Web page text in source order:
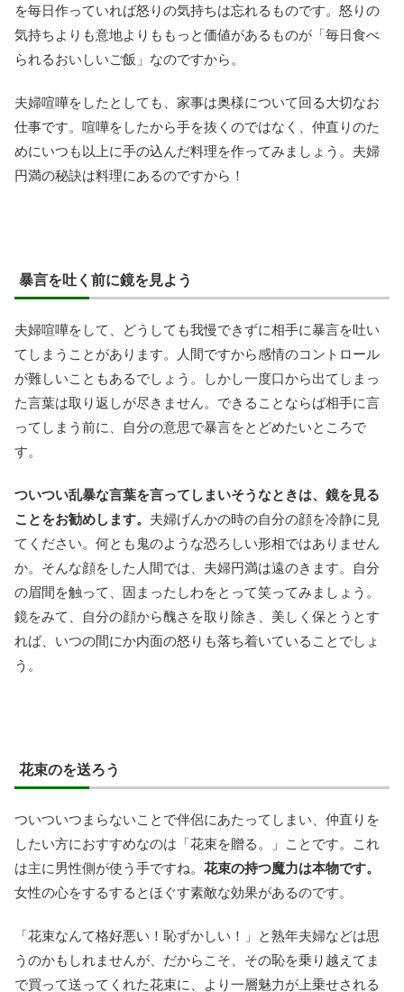
を毎日作っていれば怒りの気持ちは忘れるものです。怒りの
気持ちよりも意地よりももっと価値があるものが「毎日食べ
られるおいしいご飯」なのですから。
夫婦喧嘩をしたとしても、家事は奥様について回る大切なお
仕事です。喧嘩をしたから手を抜くのではなく、仲直りのた
めにいつも以上に手の込んだ料理を作ってみましょう。夫婦
円満の秘訣は料理にあるのですから！
暴言を吐く前に鏡を見よう
夫婦喧嘩をして、どうしても我慢できずに相手に暴言を吐い
てしまうことがあります。人間ですから感情のコントロール
が難しいこともあるでしょう。しかし一度口から出てしまっ
た言葉は取り返しが尽きません。できることならば相手に言
ってしまう前に、自分の意思で暴言をとどめたいところで
す。
ついつい乱暴な言葉を言ってしまいそうなときは、鏡を見る
ことをお勧めします。 夫婦げんかの時の自分の顔を冷静に見
てください。何とも鬼のような恐ろしい形相ではありません
か。そんな顔をした人間では、夫婦円満は遠のきます。自分
の眉間を触って、固まったしわをとって笑ってみましょう。
鏡をみて、自分の顔から醜さを取り除き、美しく保とうとす
れば、いつの間にか内面の怒りも落ち着いていることでしょ
う。
花束のを送ろう
ついついつまらないことで伴侶にあたってしまい、仲直りを
したい方におすすめなのは「花束を贈る。」ことです。これ
は主に男性側が使う手ですね。 花束の持つ魔力は本物です。
女性の心をするするとほぐす素敵な効果があるのです。
「花束なんて格好悪い！恥ずかしい！」と熟年夫婦などは思
うのかもしれませんが、だからこそ、その恥を乗り越えてま
で買って送ってくれた花束に、より一層魅力が上乗せされる